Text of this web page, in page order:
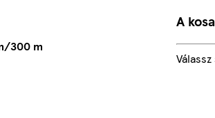
300 m
A